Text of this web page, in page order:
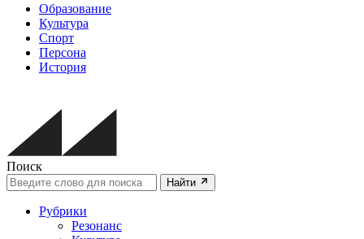
Образование
Культура
Спорт
Персона
История
Поиск
Найти
Рубрики
Резонанс